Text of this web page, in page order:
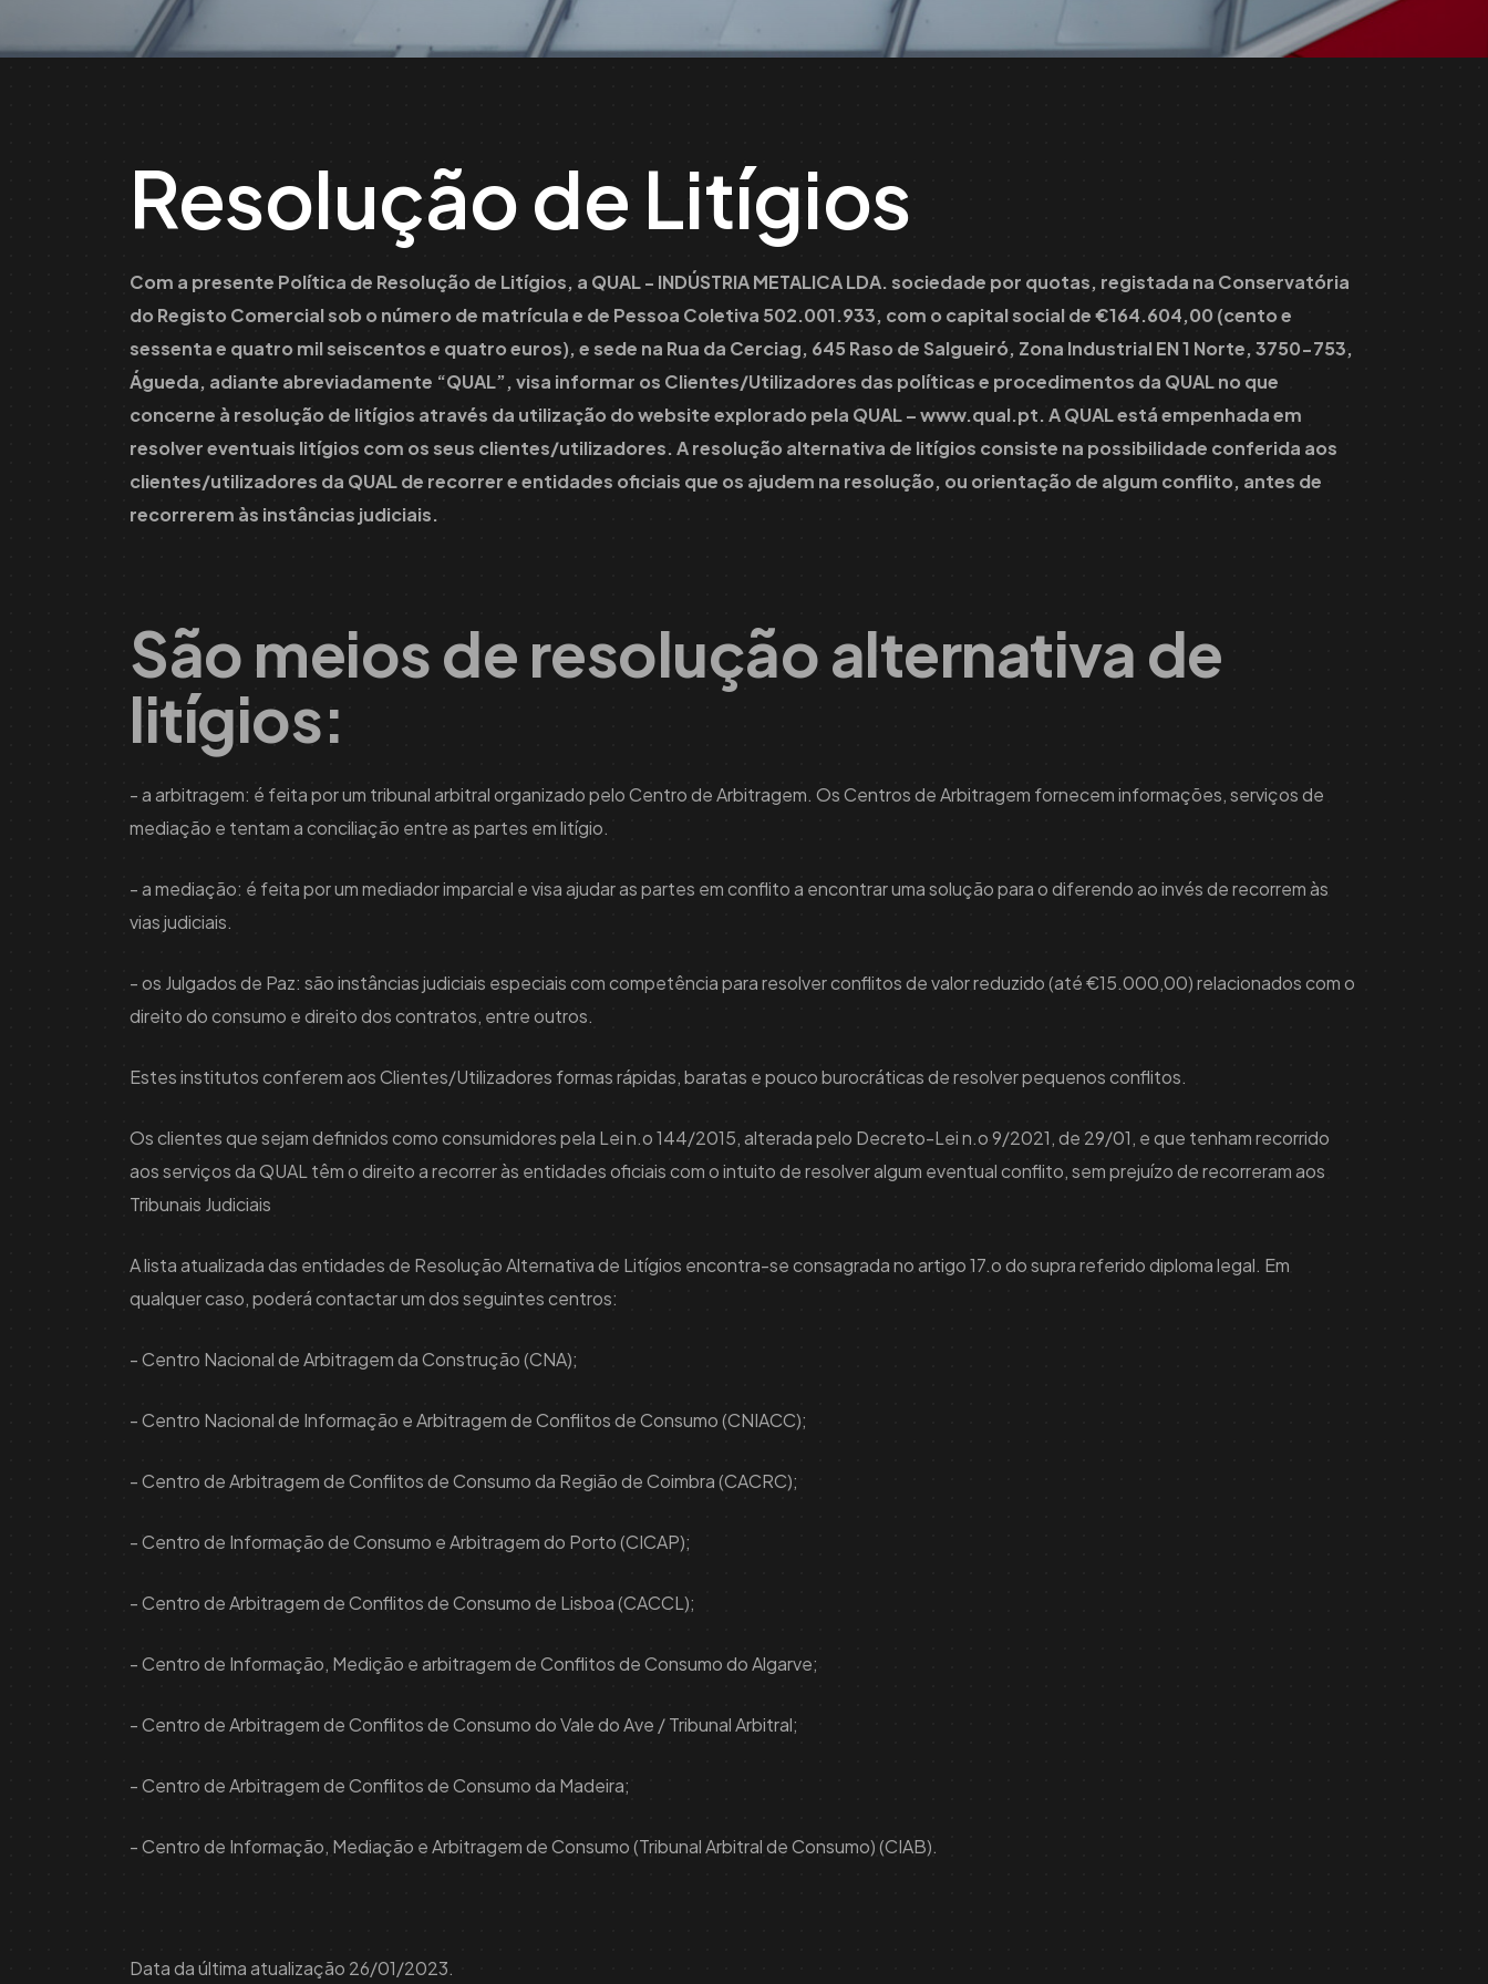
Resolução de Litígios
Com a presente Política de Resolução de Litígios, a QUAL - INDÚSTRIA METALICA LDA. sociedade por quotas, registada na Conservatória
do Registo Comercial sob o número de matrícula e de Pessoa Coletiva 502.001.933, com o capital social de €164.604,00 (cento e
sessenta e quatro mil seiscentos e quatro euros), e sede na Rua da Cerciag, 645 Raso de Salgueiró, Zona Industrial EN 1 Norte, 3750-753,
Águeda, adiante abreviadamente “QUAL”, visa informar os Clientes/Utilizadores das políticas e procedimentos da QUAL no que
concerne à resolução de litígios através da utilização do website explorado pela QUAL –www.qual.pt. A QUAL está empenhada em
resolver eventuais litígios com os seus clientes/utilizadores. A resolução alternativa de litígios consiste na possibilidade conferida aos
clientes/utilizadores da QUAL de recorrer e entidades oficiais que os ajudem na resolução, ou orientação de algum conflito, antes de
recorrerem às instâncias judiciais.
São meios de resolução alternativa de
litígios:
- a arbitragem: é feita por um tribunal arbitral organizado pelo Centro de Arbitragem. Os Centros de Arbitragem fornecem informações, serviços de
mediação e tentam a conciliação entre as partes em litígio.
- a mediação: é feita por um mediador imparcial e visa ajudar as partes em conflito a encontrar uma solução para o diferendo ao invés de recorrem às
vias judiciais.
- os Julgados de Paz: são instâncias judiciais especiais com competência para resolver conflitos de valor reduzido (até €15.000,00) relacionados com o
direito do consumo e direito dos contratos, entre outros.
Estes institutos conferem aos Clientes/Utilizadores formas rápidas, baratas e pouco burocráticas de resolver pequenos conflitos.
Os clientes que sejam definidos como consumidores pela Lei n.o 144/2015, alterada pelo Decreto-Lei n.o 9/2021, de 29/01, e que tenham recorrido
aos serviços da QUAL têm o direito a recorrer às entidades oficiais com o intuito de resolver algum eventual conflito, sem prejuízo de recorreram aos
Tribunais Judiciais
A lista atualizada das entidades de Resolução Alternativa de Litígios encontra-se consagrada no artigo 17.o do supra referido diploma legal. Em
qualquer caso, poderá contactar um dos seguintes centros:
- Centro Nacional de Arbitragem da Construção (CNA);
- Centro Nacional de Informação e Arbitragem de Conflitos de Consumo (CNIACC);
- Centro de Arbitragem de Conflitos de Consumo da Região de Coimbra (CACRC);
- Centro de Informação de Consumo e Arbitragem do Porto (CICAP);
- Centro de Arbitragem de Conflitos de Consumo de Lisboa (CACCL);
- Centro de Informação, Medição e arbitragem de Conflitos de Consumo do Algarve;
- Centro de Arbitragem de Conflitos de Consumo do Vale do Ave / Tribunal Arbitral;
- Centro de Arbitragem de Conflitos de Consumo da Madeira;
- Centro de Informação, Mediação e Arbitragem de Consumo (Tribunal Arbitral de Consumo) (CIAB).
Data da última atualização 26/01/2023.